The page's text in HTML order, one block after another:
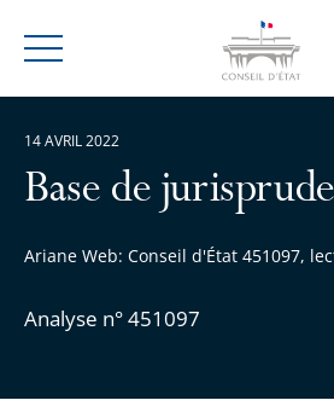
Menu
Base de
Ariane Web: Conseil d'État 451097,
Analyse n° 451097
14 AVRIL 2022